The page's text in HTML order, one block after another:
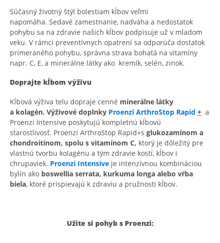
Súčasný životný štýl bolestiam kĺbov veľmi
napomáha. Sedavé zamestnanie, nadváha a nedostatok
pohybu sa na zdravie našich kĺbov podpisuje už v mladom
veku. V rámci preventívnych opatrení sa odporúča dostatok
primeraného pohybu, správna strava bohatá na vitamíny
napr. C, E, a minerálne látky ako kremík, selén, zinok.
Doprajte kĺbom výživu
Kĺbová výživa telu dopraje cenné minerálne látky
a kolagén. Výživové doplnky Proenzi ArthroStop Rapid + a
Proenzi Intensive poskytujú kompletnú kĺbovú
starostlivosť. Proenzi ArthroStop Rapid+s glukozamínom a
chondroitínom, spolu s vitamínom C, ktorý je dôležitý pre
vlastnú tvorbu kolagénu a tým zdravie kostí, kĺbov i
chrupaviek. Proenzi Intensive je intenzívnou kombináciou
bylín ako boswellia serrata, kurkuma longa alebo vŕba
biela, ktoré prispievajú k zdraviu a pružnosti kĺbov.
Užite si pohyb s Proenzi: